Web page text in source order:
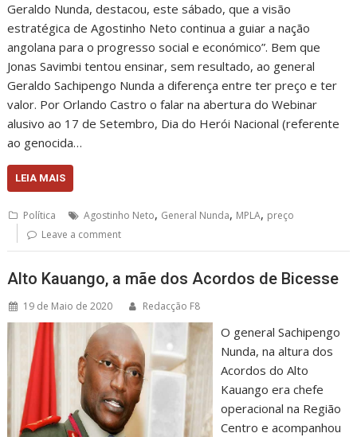
Geraldo Nunda, destacou, este sábado, que a visão
estratégica de Agostinho Neto continua a guiar a nação
angolana para o progresso social e económico”. Bem que
Jonas Savimbi tentou ensinar, sem resultado, ao general
Geraldo Sachipengo Nunda a diferença entre ter preço e ter
valor. Por Orlando Castro o falar na abertura do Webinar
alusivo ao 17 de Setembro, Dia do Herói Nacional (referente
ao genocida…
LEIA MAIS
Política Agostinho Neto, General Nunda, MPLA, preço
Leave a comment
Alto Kauango, a mãe dos Acordos de Bicesse
19 de Maio de 2020 Redacção F8
O general Sachipengo
Nunda, na altura dos
Acordos do Alto
Kauango era chefe
operacional na Região
Centro e acompanhou